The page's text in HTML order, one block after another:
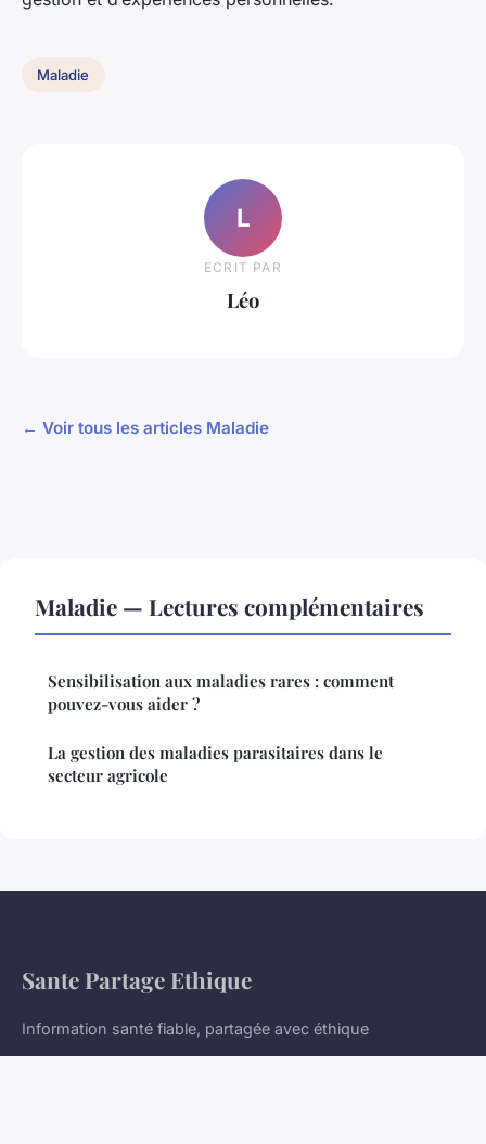
Maladie
L
ECRIT PAR
Léo
← Voir tous les articles Maladie
Maladie — Lectures complémentaires
Sensibilisation aux maladies rares : comment
pouvez-vous aider ?
La gestion des maladies parasitaires dans le
secteur agricole
Sante Partage Ethique
Information santé fiable, partagée avec éthique